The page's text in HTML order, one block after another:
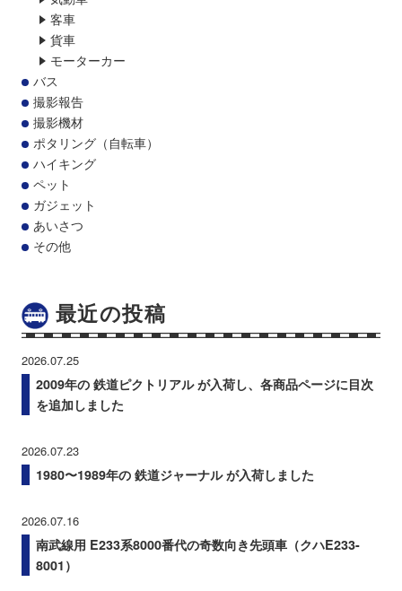
客車
貨車
モーターカー
バス
撮影報告
撮影機材
ポタリング（自転車）
ハイキング
ペット
ガジェット
あいさつ
その他
最近の投稿
2026.07.25
2009年の 鉄道ピクトリアル が入荷し、各商品ページに目次
を追加しました
2026.07.23
1980〜1989年の 鉄道ジャーナル が入荷しました
2026.07.16
南武線用 E233系8000番代の奇数向き先頭車（クハE233-
8001）